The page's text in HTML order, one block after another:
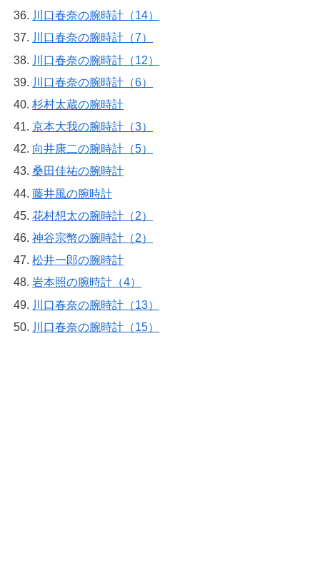
川口春奈の腕時計（14）
川口春奈の腕時計（7）
川口春奈の腕時計（12）
川口春奈の腕時計（6）
杉村太蔵の腕時計
京本大我の腕時計（3）
向井康二の腕時計（5）
桑田佳祐の腕時計
藤井風の腕時計
花村想太の腕時計（2）
神谷宗幣の腕時計（2）
松井一郎の腕時計
岩本照の腕時計（4）
川口春奈の腕時計（13）
川口春奈の腕時計（15）